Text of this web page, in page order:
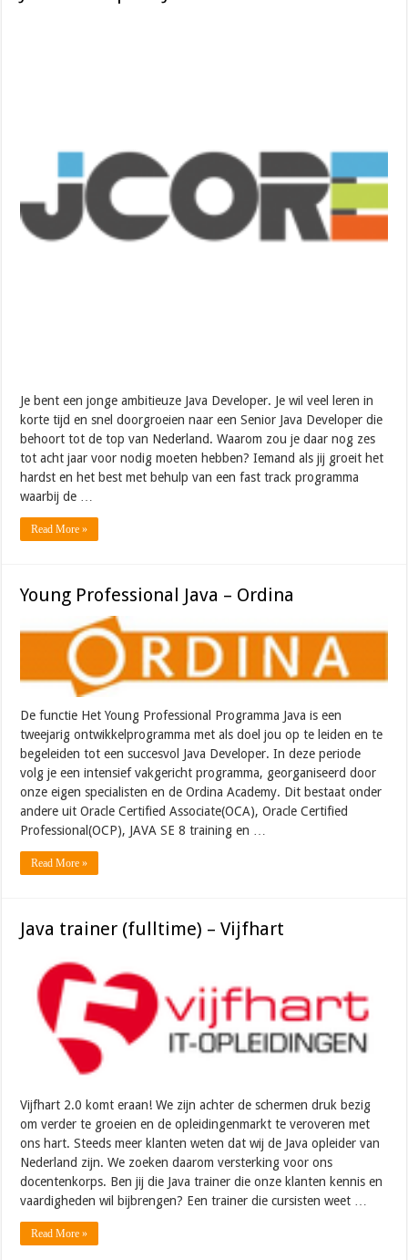
Je bent een jonge ambitieuze Java Developer. Je wil veel leren in
korte tijd en snel doorgroeien naar een Senior Java Developer die
behoort tot de top van Nederland. Waarom zou je daar nog zes
tot acht jaar voor nodig moeten hebben? Iemand als jij groeit het
hardst en het best met behulp van een fast track programma
waarbij de …
Read More »
Young Professional Java – Ordina
De functie Het Young Professional Programma Java is een
tweejarig ontwikkelprogramma met als doel jou op te leiden en te
begeleiden tot een succesvol Java Developer. In deze periode
volg je een intensief vakgericht programma, georganiseerd door
onze eigen specialisten en de Ordina Academy. Dit bestaat onder
andere uit Oracle Certified Associate(OCA), Oracle Certified
Professional(OCP), JAVA SE 8 training en …
Read More »
Java trainer (fulltime) – Vijfhart
Vijfhart 2.0 komt eraan! We zijn achter de schermen druk bezig
om verder te groeien en de opleidingenmarkt te veroveren met
ons hart. Steeds meer klanten weten dat wij de Java opleider van
Nederland zijn. We zoeken daarom versterking voor ons
docentenkorps. Ben jij die Java trainer die onze klanten kennis en
vaardigheden wil bijbrengen? Een trainer die cursisten weet …
Read More »